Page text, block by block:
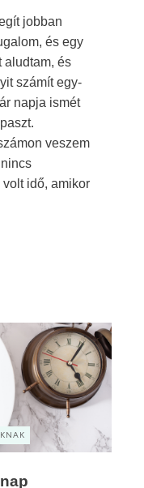
jobban
és egy
aludtam, és
számít egy-
napja ismét
veszem
idő, amikor